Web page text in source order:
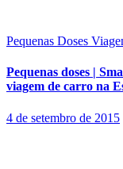
Pequenas Doses
Pequenas doses |
viagem de carro na
4 de setembro de 2015